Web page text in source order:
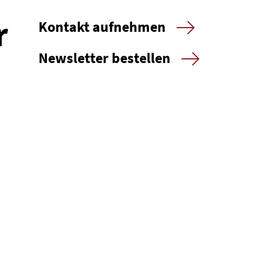
Kontakt aufnehmen
Newsletter bestellen